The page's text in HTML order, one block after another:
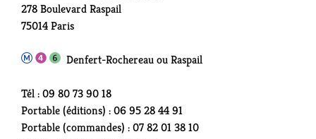
278 Boulevard Raspail
75014 Paris
Denfert-Rochereau ou Raspail
Tél : 09 80 73 90 18
Portable (éditions) : 06 95 28 44 91
Portable (commandes) : 07 82 01 38 10